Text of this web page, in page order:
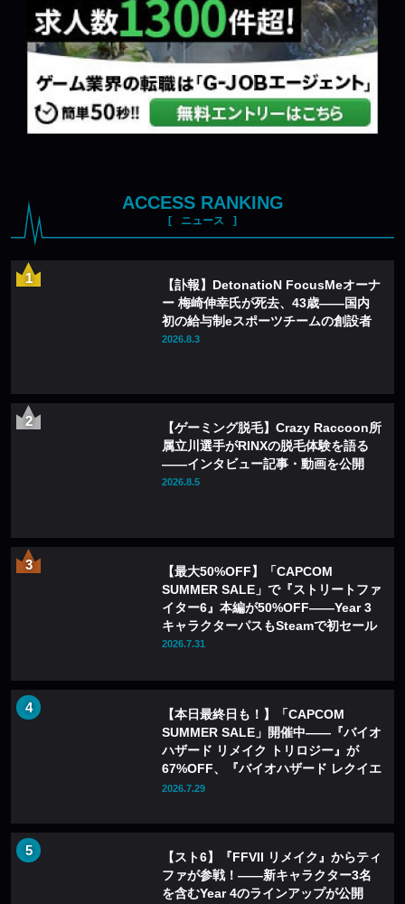
ACCESS RANKING
ニュース
【訃報】DetonatioN FocusMeオーナ
ー 梅崎伸幸氏が死去、43歳——国内
初の給与制eスポーツチームの創設者
2026.8.3
【ゲーミング脱毛】Crazy Raccoon所
属立川選手がRINXの脱毛体験を語る
——インタビュー記事・動画を公開
2026.8.5
【最大50%OFF】「CAPCOM
SUMMER SALE」で『ストリートファ
イター6』本編が50%OFF——Year 3
キャラクターパスもSteamで初セール
2026.7.31
【本日最終日も！】「CAPCOM
SUMMER SALE」開催中——『バイオ
ハザード リメイク トリロジー』が
67%OFF、『バイオハザード レクイエ
ム』も20%OFFに
2026.7.29
【スト6】『FFVII リメイク』からティ
ファが参戦！――新キャラクター3名
を含むYear 4のラインアップが公開